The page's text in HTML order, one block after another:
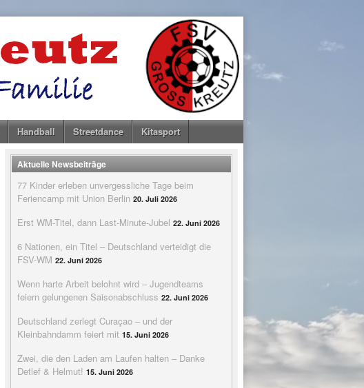
Handball Streetdance Kitasport
Aktuelle Newsbeiträge
77 Kinder erleben unvergessliche Tage beim
Feriencamp mit Union Berlin 20. Juli 2026
Erst WM-Titel, dann Last-Minute-Jubel 22. Juni 2026
6 Nationen, ein Titel – Deutschland verteidigt die
FSV-WM 22. Juni 2026
Wenn harte Arbeit belohnt wird – Jugendteams
feiern gelungenen Saisonabschluss 22. Juni 2026
Deutschland zerlegt Curaçao – und der
Kleinbahndamm feiert mit 15. Juni 2026
Zwei, die den Laden am Laufen halten – Danke
Detlef & Helmut! 15. Juni 2026